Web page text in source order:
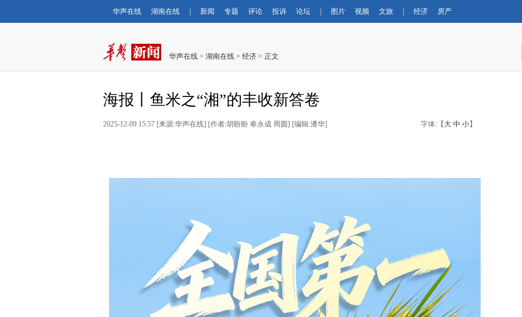
华声在线 湖南在线 新闻 专题 评论 投诉 论坛 图片 视频 文旅 经济 房产
华声在线 > 湖南在线 > 经济 > 正文
海报丨鱼米之“湘”的丰收新答卷
2025-12-09 15:57 [来源:华声在线] [作者:胡盼盼 奉永成 周圆] [编辑:潘华] 字体:【 大 中 小】